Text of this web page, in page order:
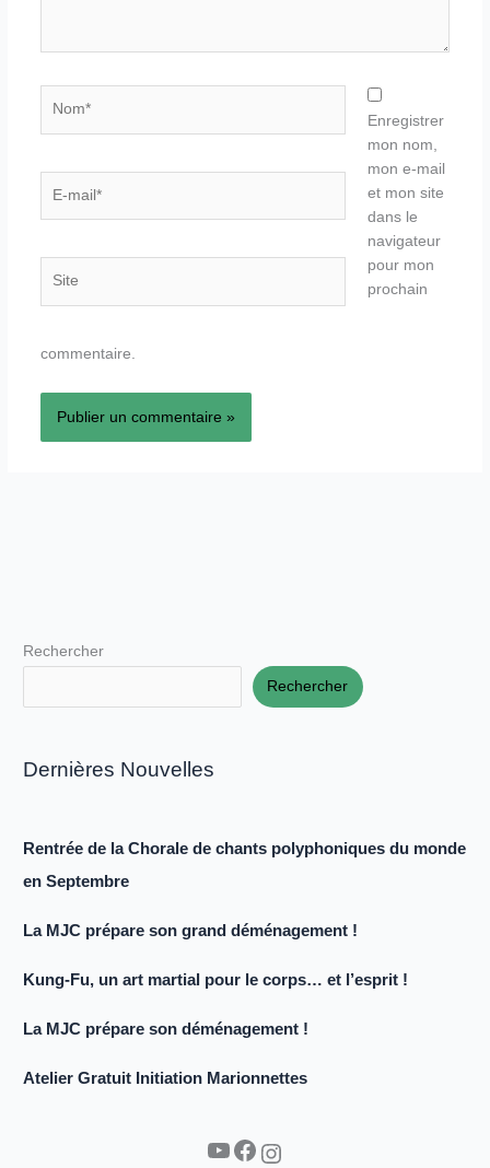
mail*
Enregistrer
mon nom,
mon e-mail
et mon site
dans le
navigateur
pour mon
prochain
commentaire.
Rechercher
Rechercher
Dernières Nouvelles
Rentrée de la Chorale de chants polyphoniques du monde
en Septembre
La MJC prépare son grand déménagement !
Kung-Fu, un art martial pour le corps… et l’esprit !
La MJC prépare son déménagement !
Atelier Gratuit Initiation Marionnettes
YouTube Facebook Instagram